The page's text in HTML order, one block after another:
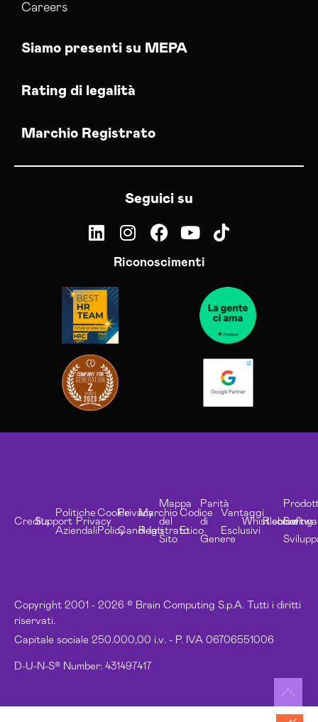
Careers
Siamo presenti su MEPA
Rating di legalità
Marchio Registrato
Seguici su
Riconoscimenti
Copyright 2001 - 2026 © Brain Computing S.p.A. Tutti i diritti
riservati.
Capitale sociale 250.000,00 i.v. - P. IVA 06706551006
D-U-N-S® Number: 431497417
CreditsSupport
Politiche
Aziendali
Privacy
Cookie
Policy
Privacy
Candidati
Marchio
Registrato
Mappa
del
Sito
Codice
Etico
Parità
di
Genere
Vantaggi
Esclusivi
Whistleblowing
Risorse